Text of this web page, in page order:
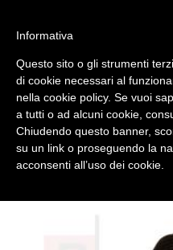
Indietro
PILE > DURACEL
pila duracell watch 394 1,5v q/10
Pila Blisterata --- Pila per
Informativa
Questo sito o gli strumenti
di cookie necessari al
nella cookie policy. Se vuoi
a tutti o ad alcuni cookie,
Chiudendo questo banner,
su un link o proseguendo la
acconsenti all’uso dei cookie.